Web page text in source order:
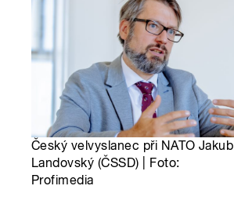
Český velvyslanec při NATO Jakub
Landovský (ČSSD) | Foto:
Profimedia